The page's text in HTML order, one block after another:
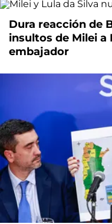
Dura reacción de
insultos de Milei a
embajador